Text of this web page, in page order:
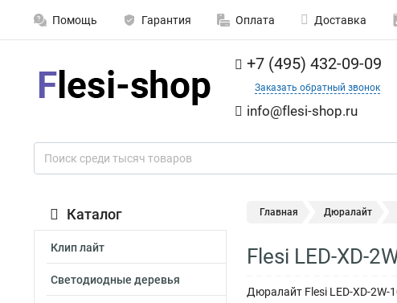
Помощь Гарантия Оплата Доставка
+7 (495) 432-09-09
Заказать обратный звонок
info@flesi-shop.ru
Каталог
Клип лайт
Светодиодные деревья
Главная Дюралайт
Flesi LED-XD-
Дюралайт Flesi LED-XD-